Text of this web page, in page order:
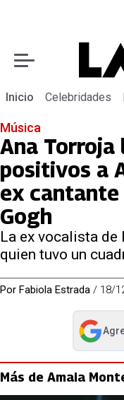
Inicio Celebridades
Música
Ana Torroja
positivos a
ex cantante
Gogh
La ex vocalista de
quien tuvo un
Por Fabiola Estrada / 18/
abre en
Más de Amaia